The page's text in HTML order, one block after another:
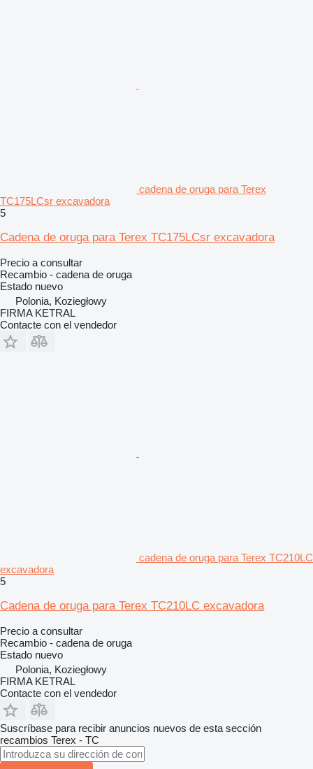
cadena de oruga para Terex
TC175LCsr excavadora
5
Cadena de oruga para Terex TC175LCsr excavadora
Precio a consultar
Recambio - cadena de oruga
Estado nuevo
Polonia, Koziegłowy
FIRMA KETRAL
Contacte con el vendedor
cadena de oruga para Terex TC210LC
excavadora
5
Cadena de oruga para Terex TC210LC excavadora
Precio a consultar
Recambio - cadena de oruga
Estado nuevo
Polonia, Koziegłowy
FIRMA KETRAL
Contacte con el vendedor
Suscríbase para recibir anuncios nuevos de esta sección
recambios Terex - TC